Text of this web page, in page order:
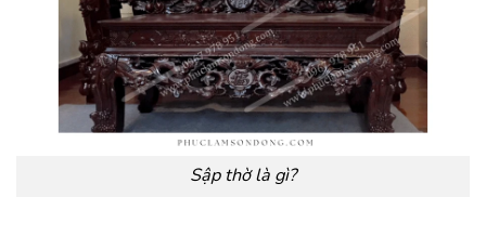
Sập thờ là gì?